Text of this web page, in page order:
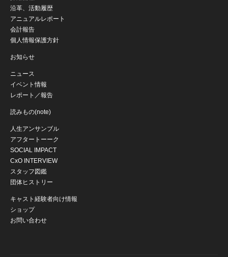
沿革、活動履歴
アニュアルレポート
会計報告
個人情報保護方針
お知らせ
ニュース
イベント情報
レポート／報告
読みもの(note)
人生アンサンブル
アフタートーーク
SOCIAL IMPACT
CxO INTERVIEW
スタッフ図鑑
団体ヒストリー
キャスト経験者向け情報
ショップ
お問い合わせ